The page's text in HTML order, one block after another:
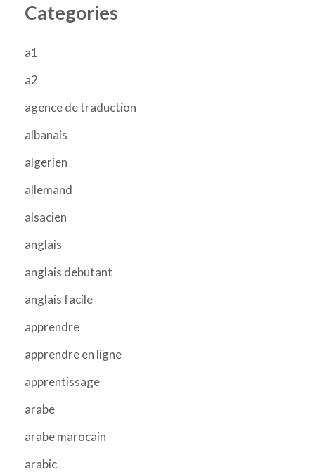
Categories
a1
a2
agence de traduction
albanais
algerien
allemand
alsacien
anglais
anglais debutant
anglais facile
apprendre
apprendre en ligne
apprentissage
arabe
arabe marocain
arabic